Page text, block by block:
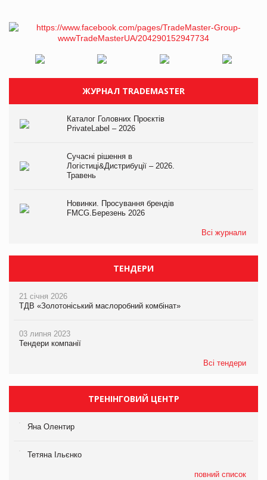
ЖУРНАЛ TRADEMASTER
Каталог Головних Проєктів
PrivateLabel – 2026
Сучасні рішення в
Логістиці&Дистрибуції – 2026.
Травень
Новинки. Просування брендів
FMCG.Березень 2026
Всі журнали
ТЕНДЕРИ
21 січня 2026
ТДВ «Золотоніський маслоробний комбінат»
03 липня 2023
Тендери компанії
Всі тендери
ТРЕНІНГОВИЙ ЦЕНТР
Яна Олентир
Тетяна Ільєнко
повний список